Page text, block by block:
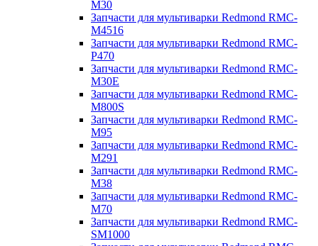
M30
Запчасти для мультиварки Redmond RMC-
M4516
Запчасти для мультиварки Redmond RMC-
P470
Запчасти для мультиварки Redmond RMC-
M30E
Запчасти для мультиварки Redmond RMC-
M800S
Запчасти для мультиварки Redmond RMC-
M95
Запчасти для мультиварки Redmond RMC-
M291
Запчасти для мультиварки Redmond RMC-
M38
Запчасти для мультиварки Redmond RMC-
M70
Запчасти для мультиварки Redmond RMC-
SM1000